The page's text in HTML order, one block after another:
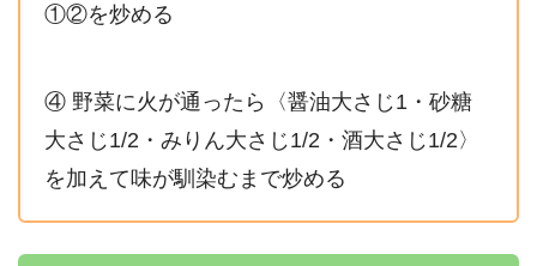
①②を炒める
④ 野菜に火が通ったら〈醤油大さじ1・砂糖
大さじ1/2・みりん大さじ1/2・酒大さじ1/2〉
を加えて味が馴染むまで炒める